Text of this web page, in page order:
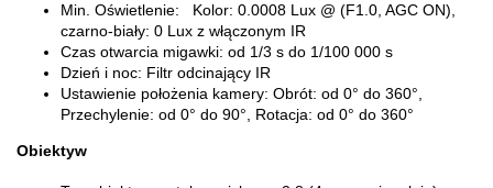
Min. Oświetlenie: Kolor: 0.0008 Lux @ (F1.0, AGC ON),
czarno-biały: 0 Lux z włączonym IR
Czas otwarcia migawki: od 1/3 s do 1/100 000 s
Dzień i noc: Filtr odcinający IR
Ustawienie położenia kamery: Obrót: od 0° do 360°,
Przechylenie: od 0° do 90°, Rotacja: od 0° do 360°
Obiektyw